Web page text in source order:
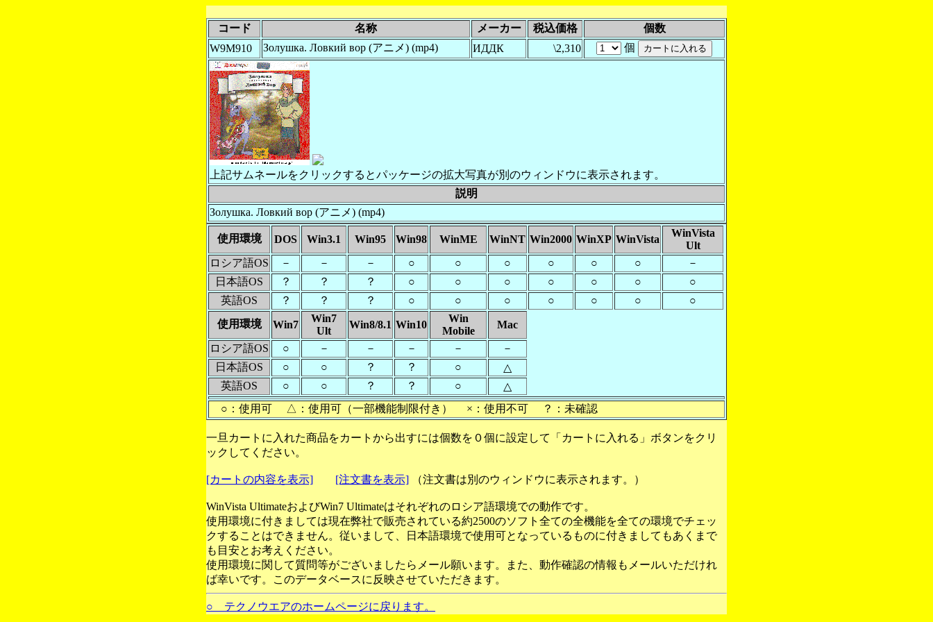
コード 名称 メーカー 税込価格
個数
W9M910
Золушка. Ловкий вор (アニメ) (mp4) ИДДК \2,310 個
上記サムネールをクリックするとパッケージの拡大写真が別のウィンドウに表示されます。
説明
Золушка. Ловкий вор (アニメ) (mp4)
使用環境 DOS Win3.1 Win95 Win98 WinME WinNT Win2000 WinXP WinVista
WinVista
Ult
ロシア語OS
－ － － ○ ○ ○ ○ ○ ○
－
日本語OS
？ ？ ？ ○ ○ ○ ○ ○ ○
○
英語OS
？ ？ ？ ○ ○ ○ ○ ○ ○
○
使用環境
Win7
Win7
Ult
Win8/8.1 Win10
Win
Mobile
Mac
ロシア語OS
○ － － － －
－
日本語OS
○ ○ ？ ？ ○
△
英語OS
○ ○ ？ ？ ○
△
○：使用可 △：使用可（一部機能制限付き） ×：使用不可 ？：未確認
一旦カートに入れた商品をカートから出すには個数を０個に設定して「カートに入れる」ボタンをクリ
ックしてください。
[カートの内容を表示] [注文書を表示] （注文書は別のウィンドウに表示されます。）
WinVista UltimateおよびWin7 Ultimateはそれぞれのロシア語環境での動作です。
使用環境に付きましては現在弊社で販売されている約2500のソフト全ての全機能を全ての環境でチェッ
クすることはできません。従いまして、日本語環境で使用可となっているものに付きましてもあくまで
も目安とお考えください。
使用環境に関して質問等がございましたらメール願います。また、動作確認の情報もメールいただけれ
ば幸いです。このデータベースに反映させていただきます。
○ テクノウエアのホームページに戻ります。